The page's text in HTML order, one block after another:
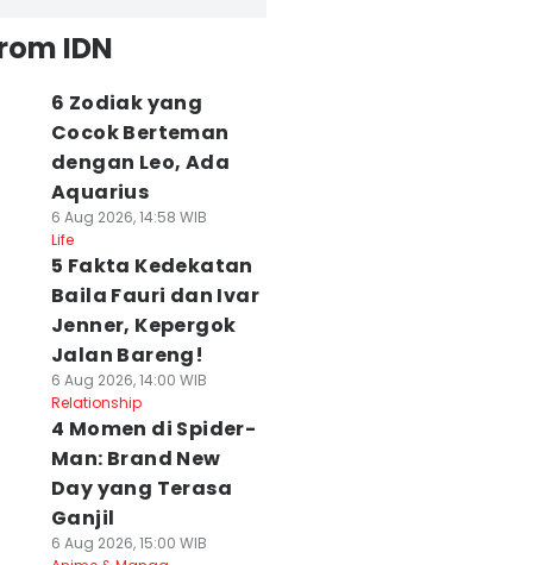
IDN
6 Zodiak yang
Cocok Berteman
dengan Leo, Ada
Aquarius
6 Aug 2026, 14:58 WIB
Life
5 Fakta Kedekatan
Baila Fauri dan Ivar
Jenner, Kepergok
Jalan Bareng!
6 Aug 2026, 14:00 WIB
Relationship
4 Momen di Spider-
Man: Brand New
Day yang Terasa
Ganjil
6 Aug 2026, 15:00 WIB